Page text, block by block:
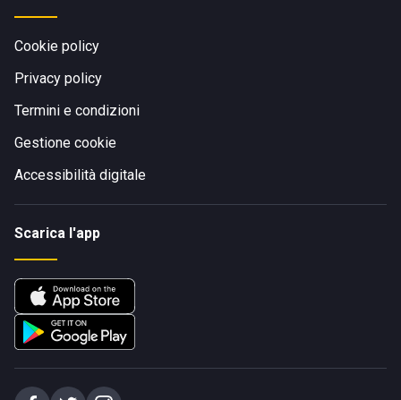
Cookie policy
Privacy policy
Termini e condizioni
Gestione cookie
Accessibilità digitale
Scarica l'app